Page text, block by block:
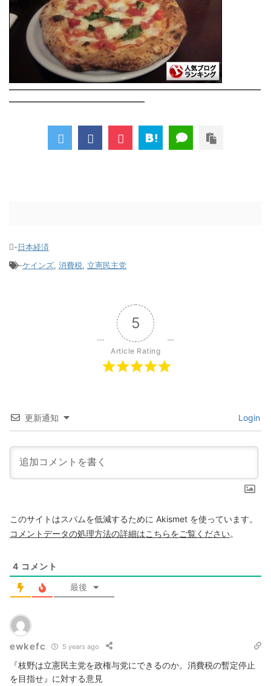
――――――――――――――――――――――――――
――――――――――――――
-日本経済
-ケインズ, 消費税, 立憲民主党
5
Article Rating
更新通知 Login
このサイトはスパムを低減するために Akismet を使っています。
コメントデータの処理方法の詳細はこちらをご覧ください。
4 コメント
最後
ewkefc 5 years ago
『枝野は立憲民主党を政権与党にできるのか。消費税の暫定停止
を目指せ』に対する意見